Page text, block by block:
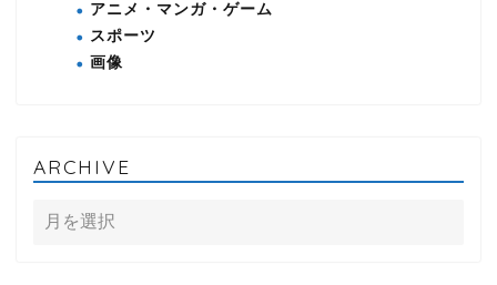
アニメ・マンガ・ゲーム
スポーツ
画像
ARCHIVE